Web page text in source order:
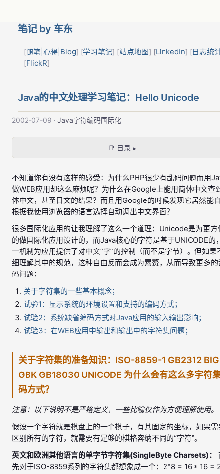
笔记 by 车东
[随笔|心得|Blog] [学习笔记] [站点地图] [LinkedIn] [日志统
[FlickR]
Java的中文处理学习笔记：Hello Unicode
2002-07-09 · Java字符编码国际化
📑 目录 ▸
不知道你有没有这样的感受：为什么PHP很少有乱码问题而用
做WEB应用却这么麻烦呢？为什么在Google上能用简体中文查
体中文，甚至日文的结果？而且用Google的时候发现它居然能
根据我使用浏览器的语言选择自动调出中文界面？
很多国际化应用的让我理解了这么一个道理：Unicode是为更方
的做国际化应用设计的，而Java核心的字符是基于UNICODE的
一机制为应用提供了对中文“字”的控制（而不是字节）。但如果
细理解其中的规范，这种自由反而会成为累赘，从而导致更多的
码问题：
关于字符集的一些基本概念；
试验1：显示系统的环境设置和支持的编码方式；
试验2：系统缺省编码方式对Java应用的输入输出影响；
试验3：在WEB应用中输出和输出中的字符集问题；
关于字符集的准备知识：ISO-8859-1 GB2312
GBK GB18030 UNICODE 为什么会有这么多字符
码方式？
注意：以下说明不是严格定义，一些比喻仅作为方便理解使用。
假设一个字符就是棋盘上的一个棋子，有其固定的坐标，如果需
区别所有的字符，就需要有足够的棋格容纳不同的“字符”。
英文和欧洲其他语言的单字节字符集(SingleByte Charsets)：
先对于ISO-8859系列的字符集都想象成一个：2^8 = 16 * 16 =